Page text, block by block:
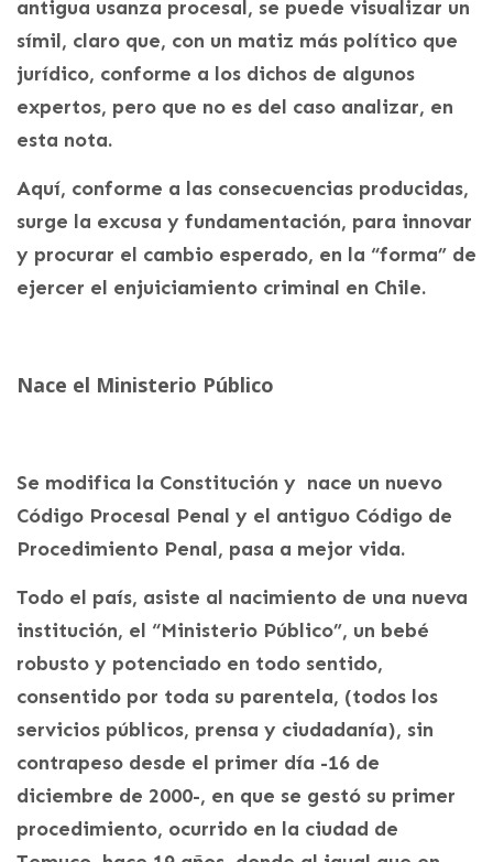
antigua usanza procesal, se puede visualizar un
símil, claro que, con un matiz más político que
jurídico, conforme a los dichos de algunos
expertos, pero que no es del caso analizar, en
esta nota.
Aquí, conforme a las consecuencias producidas,
surge la excusa y fundamentación, para innovar
y procurar el cambio esperado, en la “forma” de
ejercer el enjuiciamiento criminal en Chile.
Nace el Ministerio Público
Se modifica la Constitución y nace un nuevo
Código Procesal Penal y el antiguo Código de
Procedimiento Penal, pasa a mejor vida.
Todo el país, asiste al nacimiento de una nueva
institución, el “Ministerio Público”, un bebé
robusto y potenciado en todo sentido,
consentido por toda su parentela, (todos los
servicios públicos, prensa y ciudadanía), sin
contrapeso desde el primer día -16 de
diciembre de 2000-, en que se gestó su primer
procedimiento, ocurrido en la ciudad de